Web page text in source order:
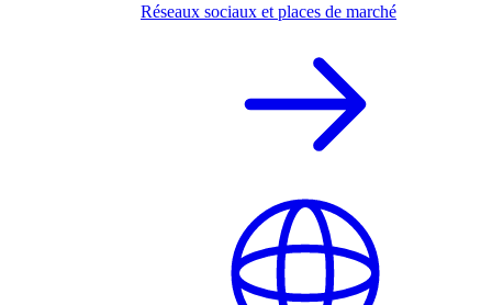
Réseaux sociaux et places de marché